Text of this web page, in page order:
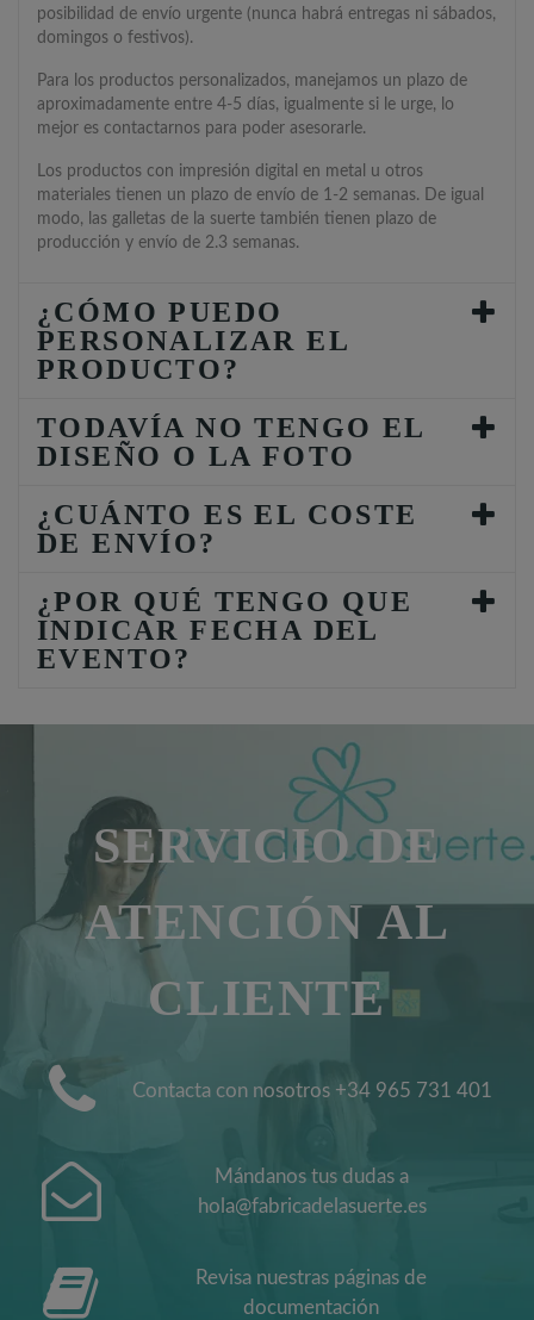
posibilidad de envío urgente (nunca habrá entregas ni sábados,
domingos o festivos).
Para los productos personalizados, manejamos un plazo de
aproximadamente entre 4-5 días, igualmente si le urge, lo
mejor es contactarnos para poder asesorarle.
Los productos con impresión digital en metal u otros
materiales tienen un plazo de envío de 1-2 semanas. De igual
modo, las galletas de la suerte también tienen plazo de
producción y envío de 2.3 semanas.
¿CÓMO PUEDO
PERSONALIZAR EL
PRODUCTO?
TODAVÍA NO TENGO EL
DISEÑO O LA FOTO
¿CUÁNTO ES EL COSTE
DE ENVÍO?
¿POR QUÉ TENGO QUE
INDICAR FECHA DEL
EVENTO?
SERVICIO DE
ATENCIÓN AL
CLIENTE
Contacta con nosotros +34 965 731 401
Mándanos tus dudas a
hola@fabricadelasuerte.es
Revisa nuestras páginas de
documentación